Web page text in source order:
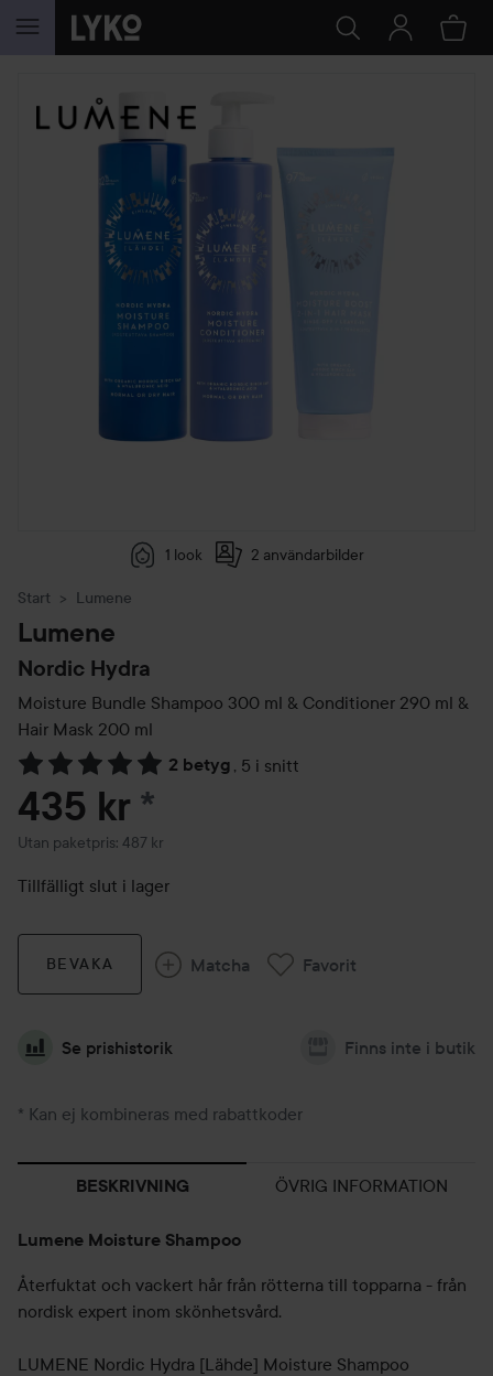
HOPPA TILL INNEHÅLLET
1 look 2 användarbilder
Start Lumene
Lumene
Nordic Hydra
Moisture Bundle Shampoo 300 ml & Conditioner 290 ml &
Hair Mask 200 ml
2 betyg , 5 i snitt
Hoppa till Betyg & kommentarer
435 kr *
Utan paketpris: 487 kr
Tillfälligt slut i lager
BEVAKA Matcha Favorit
Se prishistorik Finns inte i butik
* Kan ej kombineras med rabattkoder
BESKRIVNING ÖVRIG INFORMATION
Lumene Moisture Shampoo
Återfuktat och vackert hår från rötterna till topparna - från
nordisk expert inom skönhetsvård.
LUMENE Nordic Hydra [Lähde] Moisture Shampoo